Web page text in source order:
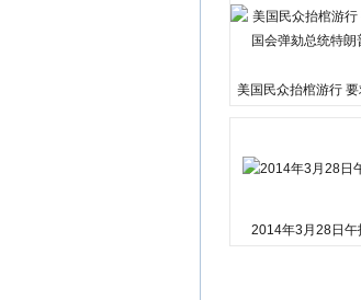
美国民众抬棺游行 要
2014年3月28日午